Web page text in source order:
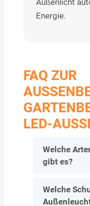
Energie.
FAQ ZUR
ED-
Welche
gibt es?
Welche